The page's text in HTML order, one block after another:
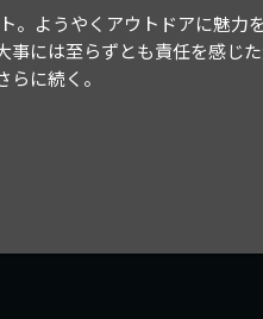
。ようやくアウトドアに魅
事には至らずとも責任を感じ
に続く。